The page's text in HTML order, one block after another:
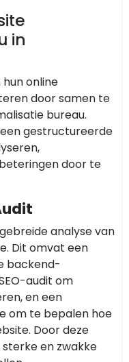
in
online
door samen te
bureau.
gestructureerde
door te
analyse van
Dit omvat een
backend-
audit om
en een
om te bepalen hoe
Door deze
en zwakke